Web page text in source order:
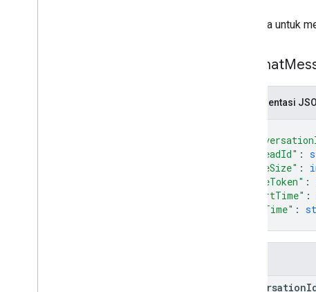
Meminta untuk
Chat
Representasi
"threadId" :
"pageSize" :
"pageToken" :
"startTime" :
"endTime" :
conversation